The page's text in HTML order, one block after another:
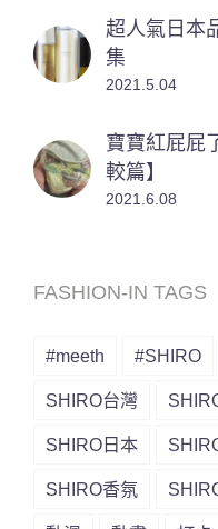
超人氣日本
集
2021.5.04
寶寶紅屁屁
較篇】
2021.6.08
FASHION-IN TAGS
#meeth #SHIRO
SHIRO台灣
SHIRO日本
SHIRO香氛